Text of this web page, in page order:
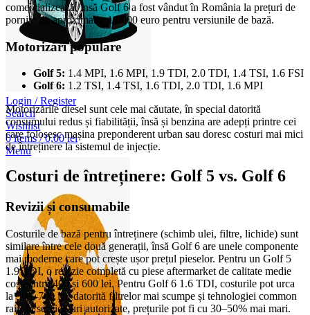
Login / Register
Search
Wishlist
0items / 0,00lei
Menu
comercializează, însă Golf 6 a fost vândut în România la prețuri de
pornire de aproximativ 14.000 euro pentru versiunile de bază.
Motorizări populare
Golf 5: 1.4 MPI, 1.6 MPI, 1.9 TDI, 2.0 TDI, 1.4 TSI, 1.6 FSI
Golf 6: 1.2 TSI, 1.4 TSI, 1.6 TDI, 2.0 TDI, 1.6 MPI
Motorizările diesel sunt cele mai căutate, în special datorită
consumului redus și fiabilității, însă și benzina are adepți printre cei
care folosesc mașina preponderent urban sau doresc costuri mai mici
de întreținere la sistemul de injecție.
Costuri de întreținere: Golf 5 vs. Golf 6
Revizii și consumabile
Costurile de bază pentru întreținere (schimb ulei, filtre, lichide) sunt
similare între cele două generații, însă Golf 6 are unele componente
mai moderne care pot crește ușor prețul pieselor. Pentru un Golf 5
1.9 TDI, o revizie completă cu piese aftermarket de calitate medie
costă între 400 și 600 lei. Pentru Golf 6 1.6 TDI, costurile pot urca
la 500–700 lei, datorită filtrelor mai scumpe și tehnologiei common
rail. În service-uri autorizate, prețurile pot fi cu 30–50% mai mari.